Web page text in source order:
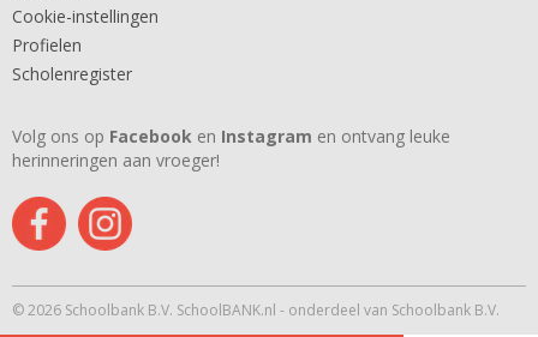
Cookie-instellingen
Profielen
Scholenregister
Volg ons op Facebook en Instagram en ontvang leuke
herinneringen aan vroeger!
© 2026 Schoolbank B.V. SchoolBANK.nl - onderdeel van Schoolbank B.V.